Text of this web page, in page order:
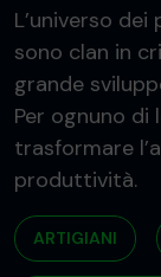
ARTIGIANI
L’universo
sono clan in
grande
Per ognuno di
trasformare
produttività.